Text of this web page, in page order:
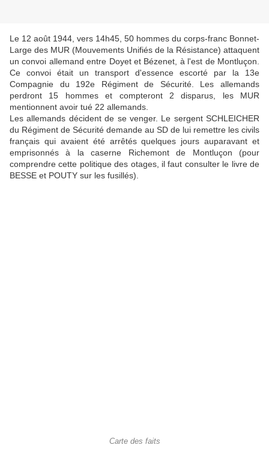
Le 12 août 1944, vers 14h45, 50 hommes du corps-franc Bonnet-
Large des MUR (Mouvements Unifiés de la Résistance) attaquent
un convoi allemand entre Doyet et Bézenet, à l'est de Montluçon.
Ce convoi était un transport d'essence escorté par la 13e
Compagnie du 192e Régiment de Sécurité. Les allemands
perdront 15 hommes et compteront 2 disparus, les MUR
mentionnent avoir tué 22 allemands.
Les allemands décident de se venger. Le sergent SCHLEICHER
du Régiment de Sécurité demande au SD de lui remettre les civils
français qui avaient été arrêtés quelques jours auparavant et
emprisonnés à la caserne Richemont de Montluçon (pour
comprendre cette politique des otages, il faut consulter le livre de
BESSE et POUTY sur les fusillés).
Carte des faits